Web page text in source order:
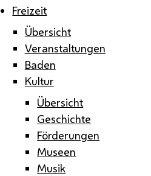
Freizeit
Übersicht
Veranstaltungen
Baden
Kultur
Übersicht
Geschichte
Förderungen
Museen
Musik